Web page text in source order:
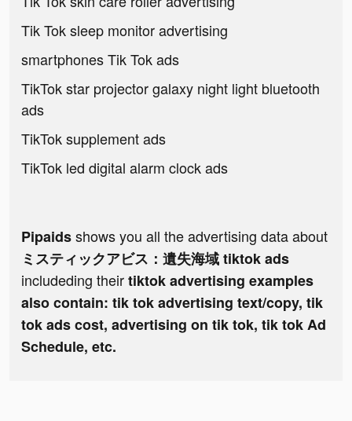
Tik Tok sleep monitor advertising
smartphones Tik Tok ads
TikTok star projector galaxy night light bluetooth
ads
TikTok supplement ads
TikTok led digital alarm clock ads
Pipaidsshows you all the advertising data about
ミスティックアビス：遺失海域 tiktok ads
includeding theirtiktok advertising examples
also contain: tik tok advertising text/copy, tik
tok ads cost, advertising on tik tok, tik tok Ad
Schedule, etc.